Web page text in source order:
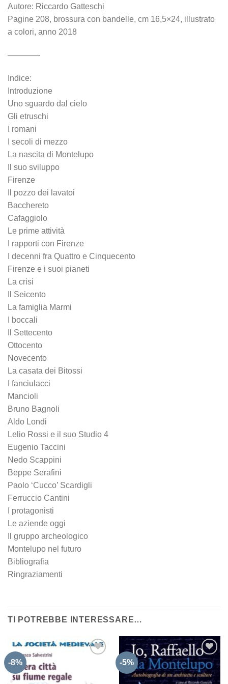
Autore: Riccardo Gatteschi
Pagine 208, brossura con bandelle, cm 16,5×24, illustrato
a colori, anno 2018
————
Indice:
Introduzione
Uno sguardo dal cielo
Gli etruschi
I romani
I secoli di mezzo
La nascita di Montelupo
Il suo sviluppo
Firenze
Il pozzo dei lavatoi
Bacchereto
Cafaggiolo
Le prime attività
I rapporti con Firenze
I decenni fra Quattro e Cinquecento
Firenze e i suoi pianeti
La crisi
Il Seicento
La famiglia Marmi
I boccali
Il Settecento
Ottocento
Novecento
La casata dei Bitossi
I fanciulacci
Mancioli
Bruno Bagnoli
Aldo Londi
Lelio Rossi e il suo Studio 4
Eugenio Taccini
Nedo Scappini
Beppe Serafini
Paolo ‘Cucco’ Scardigli
Ferruccio Cantini
I protagonisti
Le aziende oggi
Il gruppo archeologico
Montelupo nel futuro
Bibliografia
Ringraziamenti
TI POTREBBE INTERESSARE…
-8% -5%
Aggiungi